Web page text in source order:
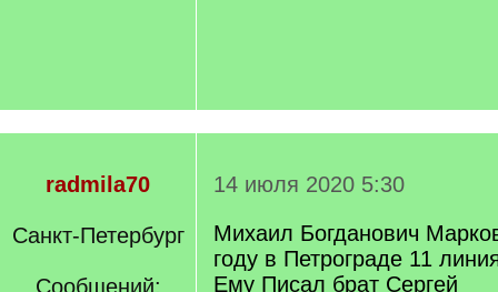
radmila70
Санкт-Петербург
Сообщений:
14 июля 2020 5:30
Михаил Богданович
году в Петрограде 11
Ему Писал брат Сергей